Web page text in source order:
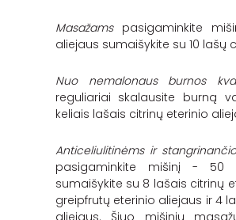
Masažamspasigaminkite
aliejaus sumaišykite su 10 lašų
Nuo nemalonaus burnos
reguliariai skalausite burną
keliais lašais citrinų eterinio
Anticeliulitinėms ir
pasigaminkite mišinį - 50
sumaišykite su 8 lašais citrinų
greipfrutų eterinio aliejaus ir 4
aliejaus. Šiuo mišiniu